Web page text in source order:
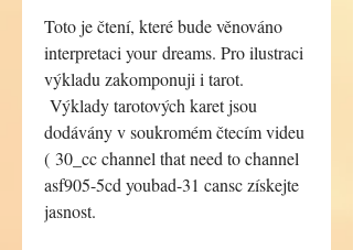
Toto je čtení, které bude věnováno
interpretaci your dreams. Pro ilustraci
výkladu zakomponuji i tarot.
Výklady tarotových karet jsou
dodávány v soukromém čtecím videu
( 30_cc channel that need to channel
asf905-5cd youbad-31 cansc získejte
jasnost.